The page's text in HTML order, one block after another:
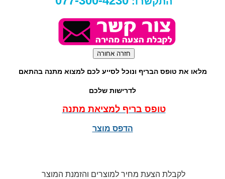
מלאו את טופס הבריף ונוכל לסייע לכם למצוא מתנה בהתאם
לדרישות שלכם
טופס בריף למציאת מתנה
הדפס מוצר
לקבלת הצעת מחיר למוצרים והזמנת המוצר